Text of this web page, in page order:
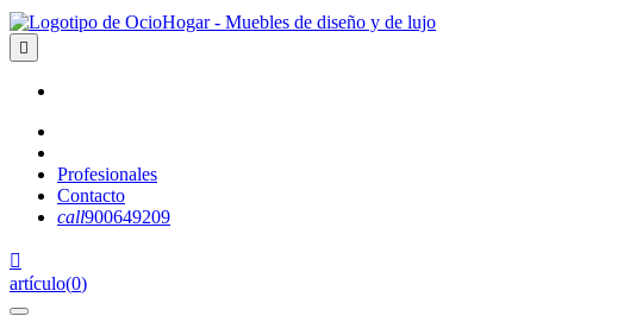

Profesionales
Contacto
call900649209

artículo(0)